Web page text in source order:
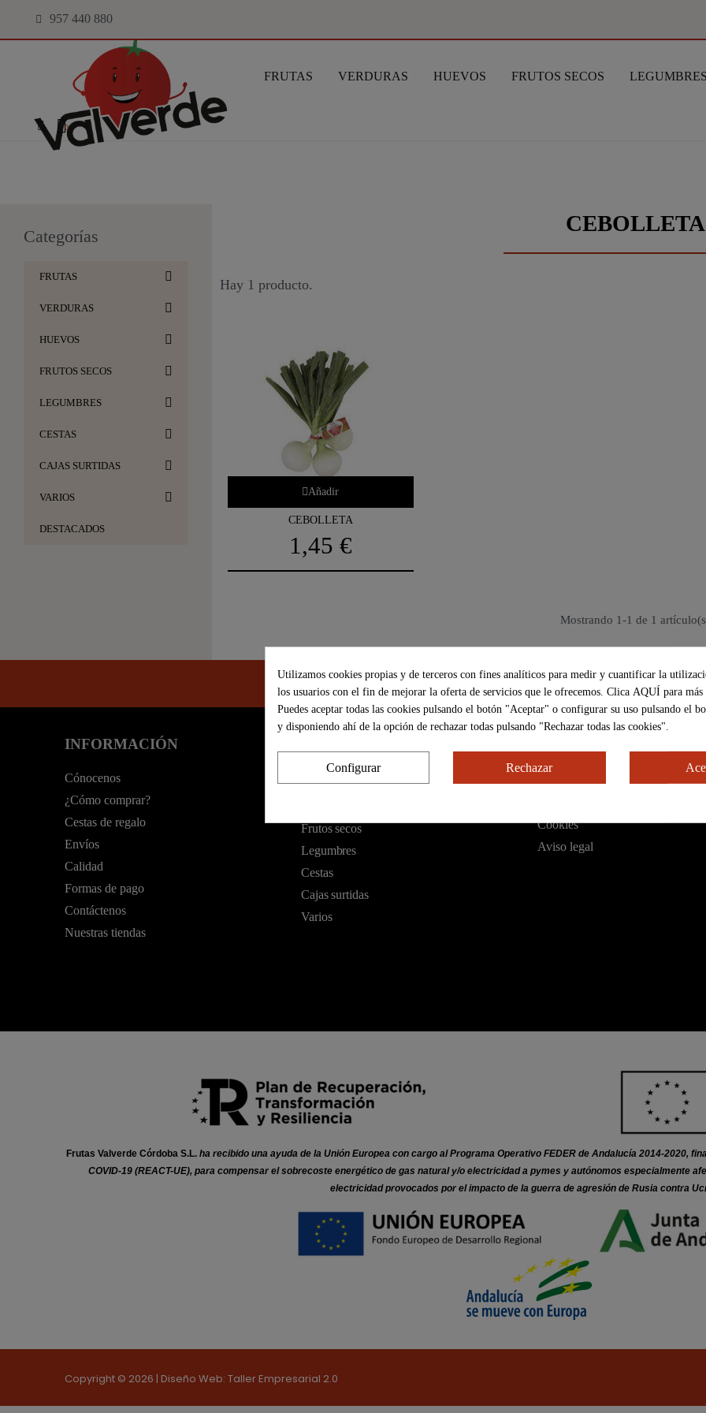
957 440 880
FRUTAS VERDURAS HUEVOS FRUTOS SECOS LEGUMBRES
Categorías
FRUTAS
VERDURAS
HUEVOS
FRUTOS SECOS
LEGUMBRES
CESTAS
CAJAS SURTIDAS
VARIOS
DESTACADOS
CEBOLLETA
Hay 1 producto.
Añadir
CEBOLLETA
1,45 €
Mostrando 1-1 de 1
El Sabor del campo a casa en un
INFORMACIÓN
Cónocenos
¿Cómo comprar?
Cestas de regalo
Envíos
Calidad
Formas de pago
Contáctenos
Nuestras tiendas
Frutas
Verduras
Frutos secos
Legumbres
Cestas
Cajas surtidas
Varios
Cookies
Aviso legal
Frutas Valverde Córdoba S.L. ha recibido una ayuda de la Unión Europea con cargo al Programa Operativo FEDER de Andalucía 2014-2020,
COVID-19 (REACT-UE), para compensar el sobrecoste energético de gas natural y/o electricidad a pymes y autónomos especialmente
electricidad provocados por el impacto de la guerra de agresión de Rusia contra
Copyright © 2026 | Diseño Web: Taller Empresarial 2.0
Utilizamos cookies propias y de terceros con fines analíticos para medir y cuantificar la
los usuarios con el fin de mejorar la oferta de servicios que le ofrecemos. Clica AQUÍ para
Puedes aceptar todas las cookies pulsando el botón "Aceptar" o configurar su uso pulsando el
y disponiendo ahí de la opción de rechazar todas pulsando "Rechazar todas las cookies".
Configurar Rechazar